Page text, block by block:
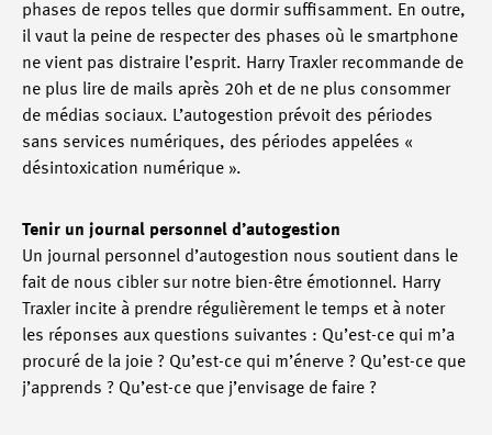
phases de repos telles que dormir suffisamment. En outre,
il vaut la peine de respecter des phases où le smartphone
ne vient pas distraire l’esprit. Harry Traxler recommande de
ne plus lire de mails après 20h et de ne plus consommer
de médias sociaux. L’autogestion prévoit des périodes
sans services numériques, des périodes appelées «
désintoxication numérique ».
Tenir un journal personnel d’autogestion
Un journal personnel d’autogestion nous soutient dans le
fait de nous cibler sur notre bien-être émotionnel. Harry
Traxler incite à prendre régulièrement le temps et à noter
les réponses aux questions suivantes : Qu’est-ce qui m’a
procuré de la joie ? Qu’est-ce qui m’énerve ? Qu’est-ce que
j’apprends ? Qu’est-ce que j’envisage de faire ?